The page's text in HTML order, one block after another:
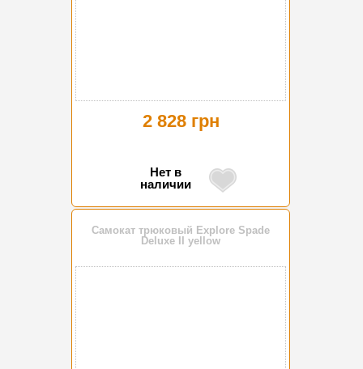
2 828 грн
Нет в
наличии
Самокат трюковый Explore Spade
Deluxe II yellow